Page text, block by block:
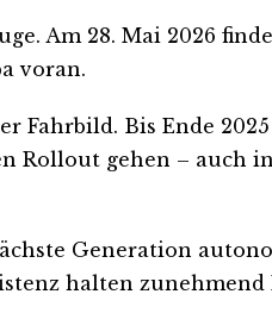
Am 28. Mai 2026
voran.
Fahrbild. Bis Ende
Rollout gehen – auch
Generation
halten